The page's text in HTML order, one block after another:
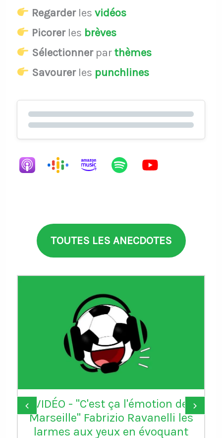
Regarderles vidéos
Picorerles brèves
Sélectionnerparthèmes
Savourerles punchlines
TOUTES LES ANECDOTES
VIDÉO - "C'est ça l'émotion de
Marseille" Fabrizio Ravanelli les
larmes aux yeux en évoquant
‹ ›